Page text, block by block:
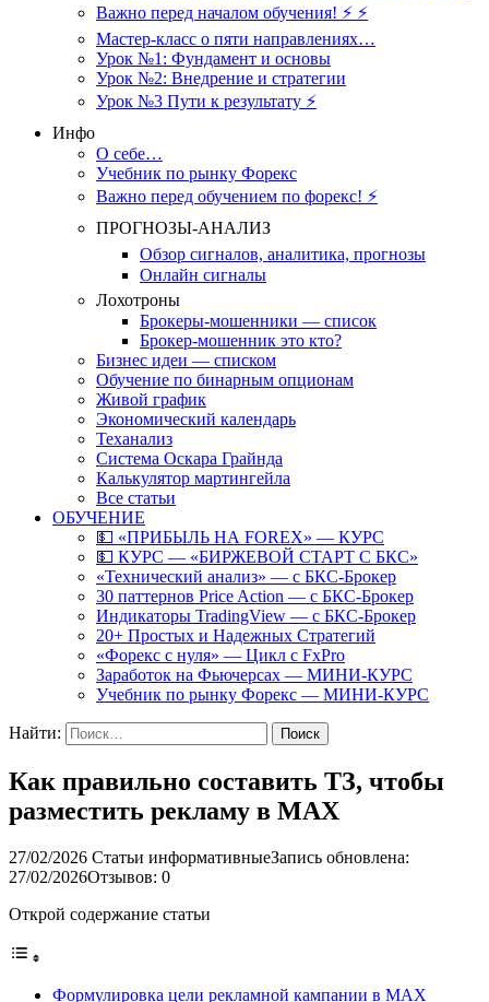
Важно перед началом обучения! ⚡ ⚡
Мастер-класс о пяти направлениях…
Урок №1: Фундамент и основы
Урок №2: Внедрение и стратегии
Урок №3 Пути к результату ⚡️
Инфо
О себе…
Учебник по рынку Форекс
Важно перед обучением по форекс! ⚡
ПРОГНОЗЫ-АНАЛИЗ
Обзор сигналов, аналитика, прогнозы
Онлайн сигналы
Лохотроны
Брокеры-мошенники — список
Брокер-мошенник это кто?
Бизнес идеи — списком
Обучение по бинарным опционам
Живой график
Экономический календарь
Теханализ
Система Оскара Грайнда
Калькулятор мартингейла
Все статьи
ОБУЧЕНИЕ
💵 «ПРИБЫЛЬ НА FOREX» — КУРС
💵 КУРС — «БИРЖЕВОЙ СТАРТ С БКС»
«Технический анализ» — с БКС-Брокер
30 паттернов Price Action — с БКС-Брокер
Индикаторы TradingView — с БКС-Брокер
20+ Простых и Надежных Стратегий
«Форекс с нуля» — Цикл с FxPro
Заработок на Фьючерсах — МИНИ-КУРС
Учебник по рынку Форекс — МИНИ-КУРС
Найти:
Как правильно составить ТЗ, чтобы
разместить рекламу в MAX
27/02/2026 Статьи информативныеЗапись обновлена:
27/02/2026Отзывов: 0
Открой содержание статьи
Формулировка цели рекламной кампании в MAX